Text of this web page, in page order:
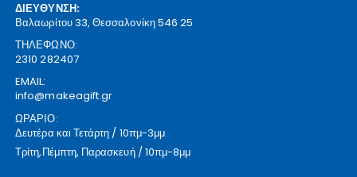
ΔΙΕΥΘΥΝΣΗ:
Βαλαωρίτου 33, Θεσσαλονίκη 546 25
ΤΗΛΕΦΩΝΟ:
2310 282407
EMAIL:
info@makeagift.gr
ΩΡΑΡΙΟ:
Δευτέρα και Τετάρτη / 10πμ-3μμ
Τρίτη,Πέμπτη, Παρασκευή / 10πμ-8μμ